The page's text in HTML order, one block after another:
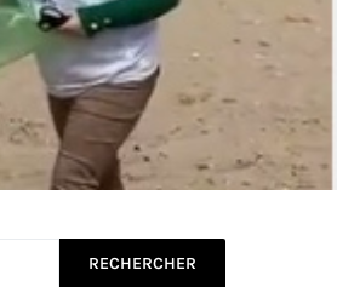
RECHERCHER